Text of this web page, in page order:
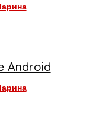
Android